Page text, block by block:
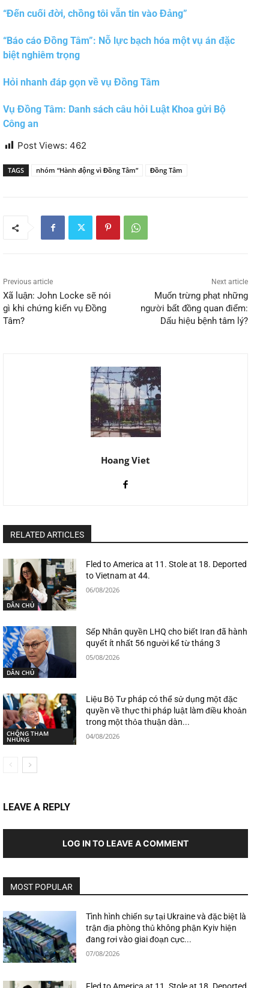
“Đến cuối đời, chồng tôi vẫn tin vào Đảng”
“Báo cáo Đồng Tâm”: Nỗ lực bạch hóa một vụ án đặc
biệt nghiêm trọng
Hỏi nhanh đáp gọn về vụ Đồng Tâm
Vụ Đồng Tâm: Danh sách câu hỏi Luật Khoa gửi Bộ
Công an
Post Views: 462
TAGS nhóm “Hành động vì Đồng Tâm” Đồng Tâm
Previous article
Xã luận: John Locke sẽ nói
gì khi chứng kiến vụ Đồng
Tâm?
Next article
Muốn trừng phạt những
người bất đồng quan điểm:
Dấu hiệu bệnh tâm lý?
Hoang Viet
RELATED ARTICLES
DÂN CHỦ
Fled to America at 11. Stole at 18. Deported
to Vietnam at 44.
06/08/2026
DÂN CHỦ
Sếp Nhân quyền LHQ cho biết Iran đã hành
quyết ít nhất 56 người kể từ tháng 3
05/08/2026
CHỐNG THAM
NHŨNG
Liệu Bộ Tư pháp có thể sử dụng một đặc
quyền về thực thi pháp luật làm điều khoản
trong một thỏa thuận dàn...
04/08/2026
LEAVE A REPLY
LOG IN TO LEAVE A COMMENT
MOST POPULAR
Tình hình chiến sự tại Ukraine và đặc biệt là
trận địa phòng thủ không phận Kyiv hiện
đang rơi vào giai đoạn cực...
07/08/2026